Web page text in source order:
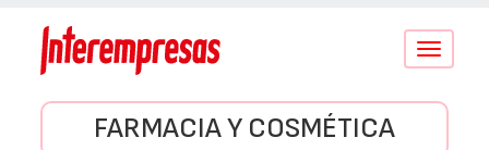
Conmutar
FARMACIA Y COSMÉTICA